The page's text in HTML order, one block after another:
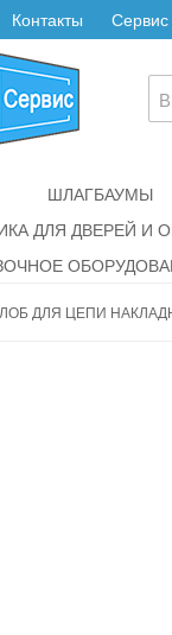
Контакты Сервис
ШЛАГБАУМЫ
ДЛЯ ДВЕРЕЙ И
ДЛЯ ЦЕПИ